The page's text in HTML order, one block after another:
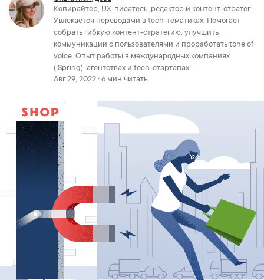
Копирайтер, UX-писатель, редактор и контент-стратег.
Увлекается переводами в tech-тематиках. Помогает
собрать гибкую контент-стратегию, улучшить
коммуникации с пользователями и проработать tone of
voice. Опыт работы в международных компаниях
(iSpring), агентствах и tech-стартапах.
Авг 29, 2022 · 6 мин читать